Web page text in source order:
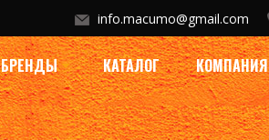
info.macumo@gmail.com
БРЕНДЫ КАТАЛОГ КОМПАНИЯ